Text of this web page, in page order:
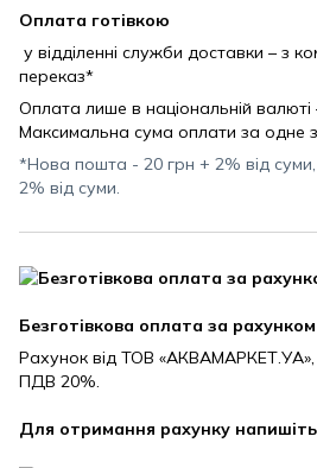
Оплата готівкою
у відділенні служби доставки – з
переказ*
Оплата лише в національній валюті
Максимальна сума оплати за одне
*Нова пошта - 20 грн + 2% від
2% від суми.
Безготівкова оплата за рахунком
Рахунок від ТОВ
ПДВ 20%.
Для отримання рахунку